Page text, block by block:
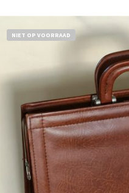
NIET OP VOORRAAD